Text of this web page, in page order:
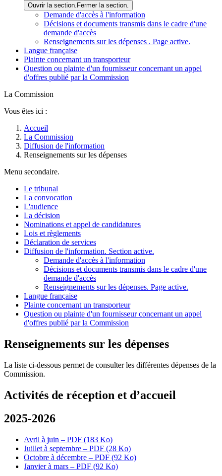
Ouvrir la section. Fermer la section.
Demande d'accès à l'information
Décisions et documents transmis dans le cadre d'une
demande d'accès
Renseignements sur les dépenses . Page active.
Langue française
Plainte concernant un transporteur
Question ou plainte d'un fournisseur concernant un appel
d'offres publié par la Commission
La Commission
Vous êtes ici :
Accueil
La Commission
Diffusion de l'information
Renseignements sur les dépenses
Menu secondaire.
Le tribunal
La convocation
L'audience
La décision
Nominations et appel de candidatures
Lois et règlements
Déclaration de services
Diffusion de l'information. Section active.
Demande d'accès à l'information
Décisions et documents transmis dans le cadre d'une
demande d'accès
Renseignements sur les dépenses. Page active.
Langue française
Plainte concernant un transporteur
Question ou plainte d'un fournisseur concernant un appel
d'offres publié par la Commission
Renseignements sur les dépenses
La liste ci-dessous permet de consulter les différentes dépenses de la
Commission.
Activités de réception et d’accueil
2025-2026
Avril à juin – PDF (183 Ko)
Juillet à septembre – PDF (28 Ko)
Octobre à décembre – PDF (92 Ko)
Janvier à mars – PDF (92 Ko)